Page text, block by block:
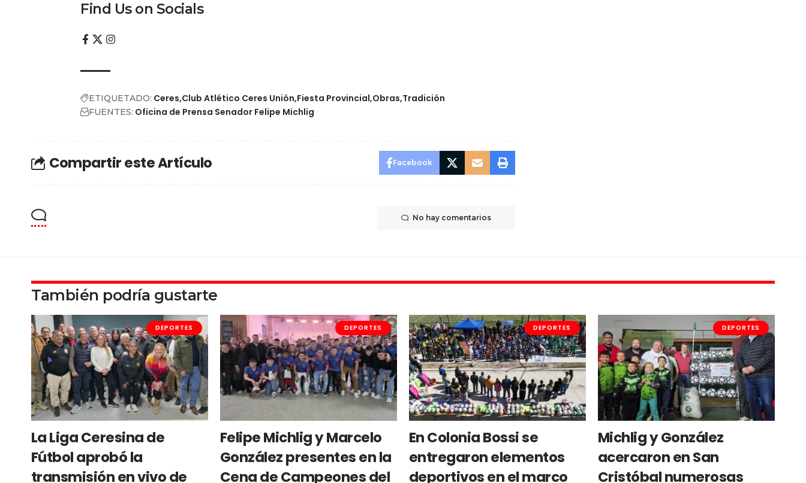
Find Us on Socials
ETIQUETADO: Ceres Club Atlético Ceres Unión Fiesta Provincial Obras Tradición
FUENTES: Oficina de Prensa Senador Felipe Michlig
Compartir este Artículo Facebook
No hay comentarios
También podría gustarte
DEPORTES
La Liga Ceresina de
Fútbol aprobó la
transmisión en vivo de
DEPORTES
Felipe Michlig y Marcelo
González presentes en la
Cena de Campeones del
DEPORTES
En Colonia Bossi se
entregaron elementos
deportivos en el marco
DEPORTES
Michlig y González
acercaron en San
Cristóbal numerosas